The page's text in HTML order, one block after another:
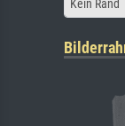
Kein Rand